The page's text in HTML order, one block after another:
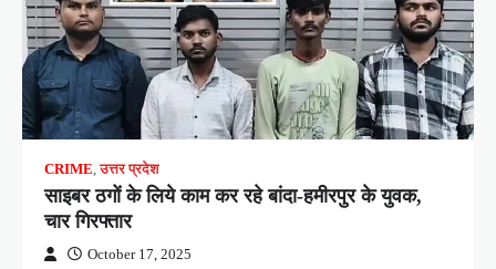
CRIME,उत्तर प्रदेश
साइबर ठगों के लिये काम कर रहे बांदा-हमीरपुर के युवक,
चार गिरफ्तार
October 17, 2025